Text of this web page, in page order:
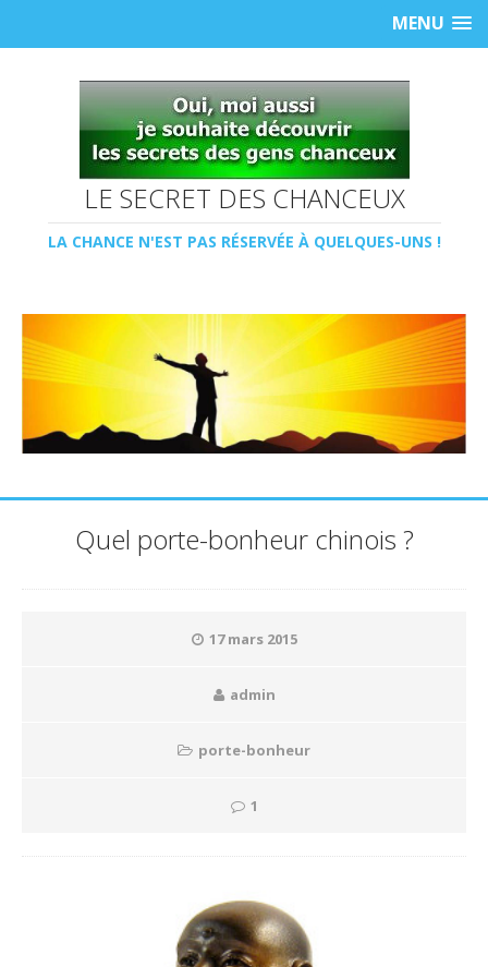
MENU
LE SECRET DES CHANCEUX
LA CHANCE N'EST PAS RÉSERVÉE À QUELQUES-UNS !
Quel porte-bonheur chinois ?
17 mars 2015
admin
porte-bonheur
1